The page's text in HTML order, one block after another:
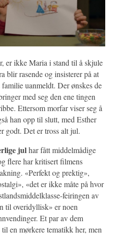
er ikke Maria i stand til å skjule
blir rasende og insisterer på at
uanmeldt. Der ønskes de
med seg den ene tingen
Ettersom morfar viser seg å
han opp til slutt, med Esther
godt. Det er tross alt jul.
julhar fått middelmådige
flere har kritisert filmens
«Perfekt og prektig»,
«det er ikke måte på hvor
feiringen av
til overidyllisk» er noen
Et par av dem
en mørkere tematikk her, men